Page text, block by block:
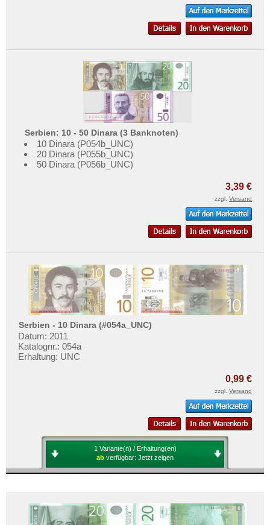
Serbien: 10 - 50 Dinara (3 Banknoten)
10 Dinara (P054b_UNC)
20 Dinara (P055b_UNC)
50 Dinara (P056b_UNC)
3,39 €
zzgl. Versand
Serbien - 10 Dinara (#054a_UNC)
Datum: 2011
Katalognr.: 054a
Erhaltung: UNC
0,99 €
zzgl. Versand
1 Variante(n) / Erhaltung(en)
ab verfügbar: Jetzt zeigen